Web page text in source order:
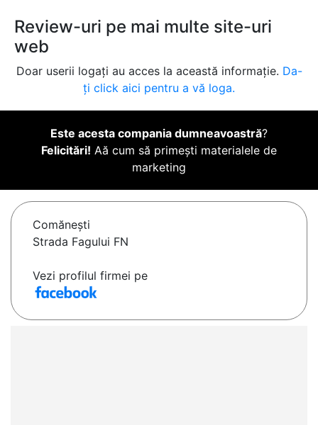
Review-uri pe mai multe site-uri
web
Doar userii logați au acces la această informație. Da-
ți click aici pentru a vă loga.
Este acesta compania dumneavoastră?
Felicitări! Aă cum să primești materialele de
marketing
Comăneşti
Strada Fagului FN
Vezi profilul firmei pe